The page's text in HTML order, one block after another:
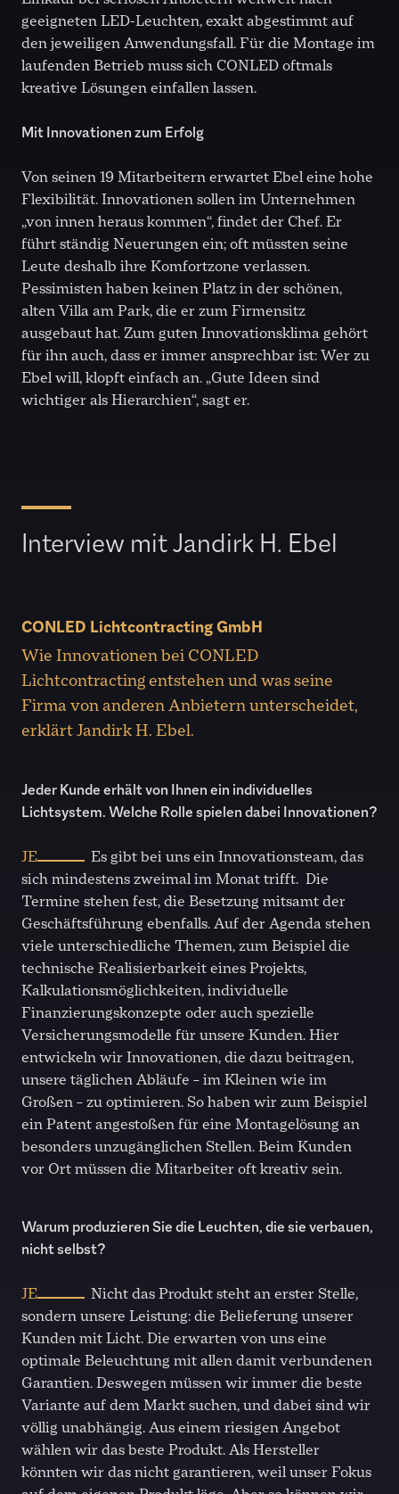
geeigneten LED-Leuchten, exakt abgestimmt auf
den jeweiligen Anwendungsfall. Für die Montage im
laufenden Betrieb muss sich CONLED oftmals
kreative Lösungen einfallen lassen.
Mit Innovationen zum Erfolg
Von seinen 19 Mitarbeitern erwartet Ebel eine hohe
Flexibilität. Innovationen sollen im Unternehmen
„von innen heraus kommen“, findet der Chef. Er
führt ständig Neuerungen ein; oft müssten seine
Leute deshalb ihre Komfortzone verlassen.
Pessimisten haben keinen Platz in der schönen,
alten Villa am Park, die er zum Firmensitz
ausgebaut hat. Zum guten Innovationsklima gehört
für ihn auch, dass er immer ansprechbar ist: Wer zu
Ebel will, klopft einfach an. „Gute Ideen sind
wichtiger als Hierarchien“, sagt er.
Interview mit Jandirk H. Ebel
CONLED Lichtcontracting GmbH
Wie Innovationen bei CONLED
Lichtcontracting entstehen und was seine
Firma von anderen Anbietern unterscheidet,
erklärt Jandirk H. Ebel.
Jeder Kunde erhält von Ihnen ein individuelles
Lichtsystem. Welche Rolle spielen dabei Innovationen?
JE
Es gibt bei uns ein Innovationsteam, das
sich mindestens zweimal im Monat trifft. Die
Termine stehen fest, die Besetzung mitsamt der
Geschäftsführung ebenfalls. Auf der Agenda stehen
viele unterschiedliche Themen, zum Beispiel die
technische Realisierbarkeit eines Projekts,
Kalkulationsmöglichkeiten, individuelle
Finanzierungskonzepte oder auch spezielle
Versicherungsmodelle für unsere Kunden. Hier
entwickeln wir Innovationen, die dazu beitragen,
unsere täglichen Abläufe – im Kleinen wie im
Großen – zu optimieren. So haben wir zum Beispiel
ein Patent angestoßen für eine Montagelösung an
besonders unzugänglichen Stellen. Beim Kunden
vor Ort müssen die Mitarbeiter oft kreativ sein.
Warum produzieren Sie die Leuchten, die sie verbauen,
nicht selbst?
JE
Nicht das Produkt steht an erster Stelle,
sondern unsere Leistung: die Belieferung unserer
Kunden mit Licht. Die erwarten von uns eine
optimale Beleuchtung mit allen damit verbundenen
Garantien. Deswegen müssen wir immer die beste
Variante auf dem Markt suchen, und dabei sind wir
völlig unabhängig. Aus einem riesigen Angebot
wählen wir das beste Produkt. Als Hersteller
könnten wir das nicht garantieren, weil unser Fokus